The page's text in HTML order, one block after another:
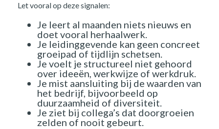
Home
Opdrachtgevers
Over ons
Nieuws
Let vooral op deze signalen:
Je leert al maanden niets nieuws en
doet vooral herhaalwerk.
Je leidinggevende kan geen concreet
groeipad of tijdlijn schetsen.
Je voelt je structureel niet gehoord
over ideeën, werkwijze of werkdruk.
Je mist aansluiting bij de waarden van
het bedrijf, bijvoorbeeld op
duurzaamheid of diversiteit.
Je ziet bij collega’s dat doorgroeien
zelden of nooit gebeurt.